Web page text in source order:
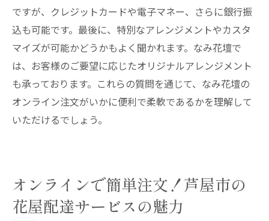
ですが、クレジットカードや電子マネー、さらに銀行振
込も可能です。最後に、特別なアレンジメントやカスタ
マイズが可能かどうかもよく聞かれます。なみ花壇で
は、お客様のご要望に応じたオリジナルアレンジメント
も承っております。これらの質問を通じて、なみ花壇の
オンライン注文がいかに便利で柔軟であるかを理解して
いただけるでしょう。
オンラインで簡単注文！芦屋市の
花屋配達サービスの魅力